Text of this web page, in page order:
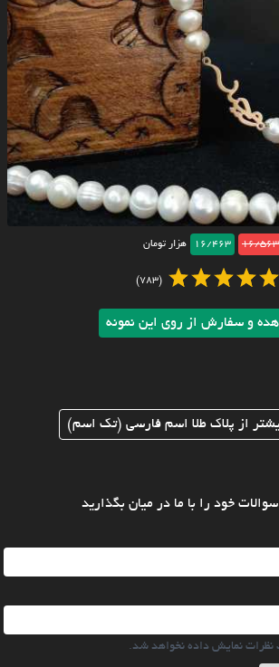
16/563
16/463 هزار تومان
(783)
و سفارش از روی این نمونه
از پلاک طلا اسم فارسی (تک اسم)
خود را با ما در میان بگذارید
نمایش داده نخواهد شد.